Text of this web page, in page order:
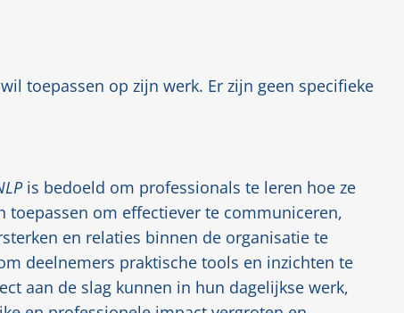
toepassen op zijn werk. Er zijn geen specifieke
is bedoeld om professionals te leren hoe ze
toepassen om effectiever te communiceren,
en relaties binnen de organisatie te
deelnemers praktische tools en inzichten te
aan de slag kunnen in hun dagelijkse werk,